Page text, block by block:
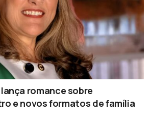
romance sobre
e novos formatos de família